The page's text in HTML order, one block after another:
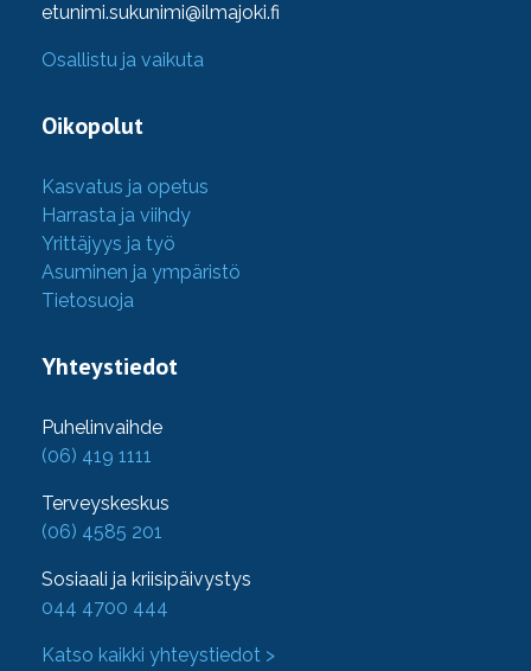
etunimi.sukunimi@ilmajoki.fi
Osallistu ja vaikuta
Oikopolut
Kasvatus ja opetus
Harrasta ja viihdy
Yrittäjyys ja työ
Asuminen ja ympäristö
Tietosuoja
Yhteystiedot
Puhelinvaihde
(06) 419 1111
Terveyskeskus
(06) 4585 201
Sosiaali ja kriisipäivystys
044 4700 444
Katso kaikki yhteystiedot >